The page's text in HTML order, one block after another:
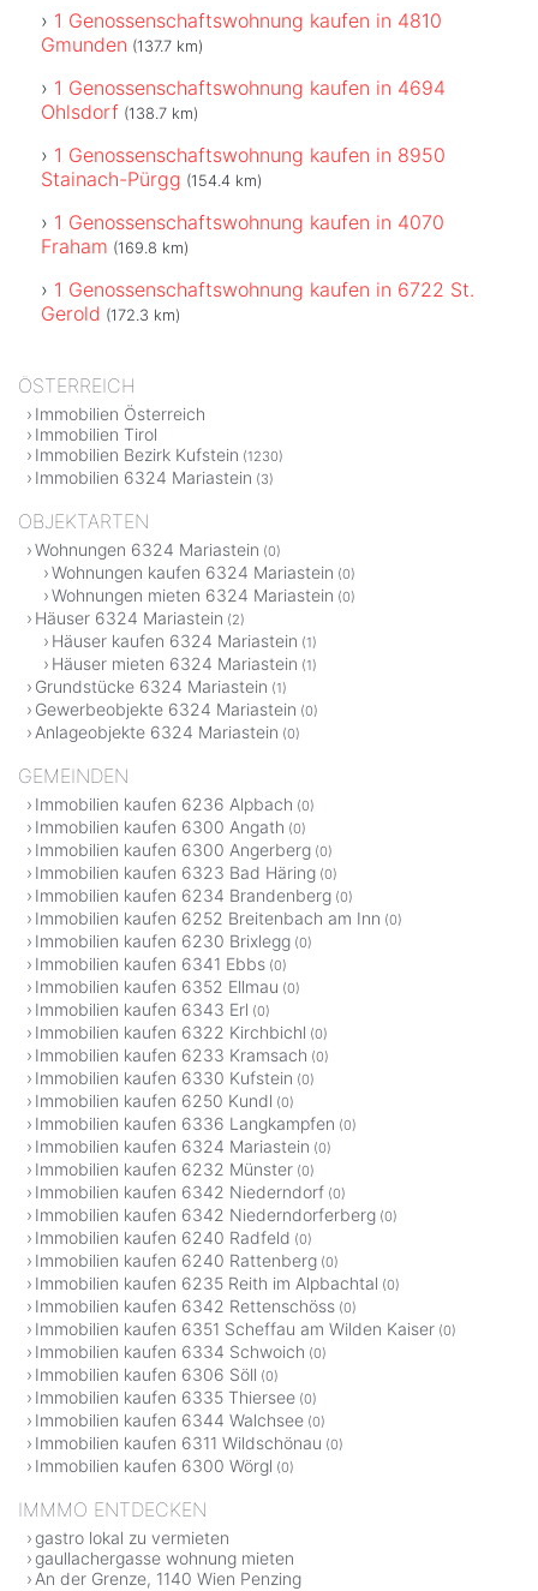
1 Genossenschaftswohnung kaufen in 4810
Gmunden (137.7 km)
1 Genossenschaftswohnung kaufen in 4694
Ohlsdorf (138.7 km)
1 Genossenschaftswohnung kaufen in 8950
Stainach-Pürgg (154.4 km)
1 Genossenschaftswohnung kaufen in 4070
Fraham (169.8 km)
1 Genossenschaftswohnung kaufen in 6722 St.
Gerold (172.3 km)
ÖSTERREICH
Immobilien Österreich
Immobilien Tirol
Immobilien Bezirk Kufstein (1230)
Immobilien 6324 Mariastein (3)
OBJEKTARTEN
Wohnungen 6324 Mariastein (0)
Wohnungen kaufen 6324 Mariastein (0)
Wohnungen mieten 6324 Mariastein (0)
Häuser 6324 Mariastein (2)
Häuser kaufen 6324 Mariastein (1)
Häuser mieten 6324 Mariastein (1)
Grundstücke 6324 Mariastein (1)
Gewerbeobjekte 6324 Mariastein (0)
Anlageobjekte 6324 Mariastein (0)
GEMEINDEN
Immobilien kaufen 6236 Alpbach (0)
Immobilien kaufen 6300 Angath (0)
Immobilien kaufen 6300 Angerberg (0)
Immobilien kaufen 6323 Bad Häring (0)
Immobilien kaufen 6234 Brandenberg (0)
Immobilien kaufen 6252 Breitenbach am Inn (0)
Immobilien kaufen 6230 Brixlegg (0)
Immobilien kaufen 6341 Ebbs (0)
Immobilien kaufen 6352 Ellmau (0)
Immobilien kaufen 6343 Erl (0)
Immobilien kaufen 6322 Kirchbichl (0)
Immobilien kaufen 6233 Kramsach (0)
Immobilien kaufen 6330 Kufstein (0)
Immobilien kaufen 6250 Kundl (0)
Immobilien kaufen 6336 Langkampfen (0)
Immobilien kaufen 6324 Mariastein (0)
Immobilien kaufen 6232 Münster (0)
Immobilien kaufen 6342 Niederndorf (0)
Immobilien kaufen 6342 Niederndorferberg (0)
Immobilien kaufen 6240 Radfeld (0)
Immobilien kaufen 6240 Rattenberg (0)
Immobilien kaufen 6235 Reith im Alpbachtal (0)
Immobilien kaufen 6342 Rettenschöss (0)
Immobilien kaufen 6351 Scheffau am Wilden Kaiser (0)
Immobilien kaufen 6334 Schwoich (0)
Immobilien kaufen 6306 Söll (0)
Immobilien kaufen 6335 Thiersee (0)
Immobilien kaufen 6344 Walchsee (0)
Immobilien kaufen 6311 Wildschönau (0)
Immobilien kaufen 6300 Wörgl (0)
IMMMO ENTDECKEN
gastro lokal zu vermieten
gaullachergasse wohnung mieten
An der Grenze, 1140 Wien Penzing